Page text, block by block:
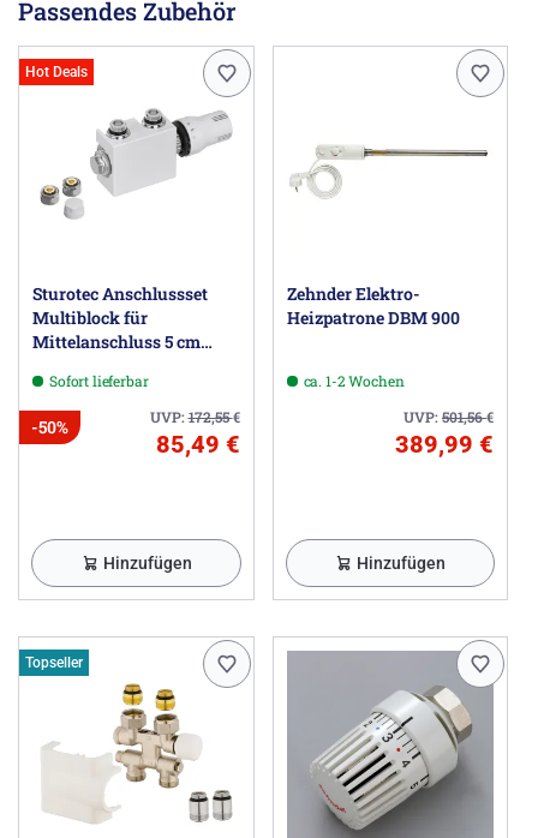
Wünschen Sie diesen Heizkörpertyp im rein elektrischen
Betrieb werden Siehierfündig.
Herstellerinformationen
Zehnder Group Deutschland GmbH, Europastraße 10,
77933 Lahr DE, info@zehnder-systems.de
Passendes Zubehör
Hot Deals
Sturotec Anschlussset
Multiblock für
Mittelanschluss 5 cm
Sofort lieferbar
UVP:172,55€
-50%
85,49 €
Hinzufügen
Zehnder Elektro-
Heizpatrone DBM 900
ca. 1-2 Wochen
UVP:501,56€
389,99 €
Hinzufügen
Topseller